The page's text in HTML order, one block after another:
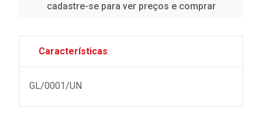
cadastre-se para ver preços e comprar
Características
GL/0001/UN